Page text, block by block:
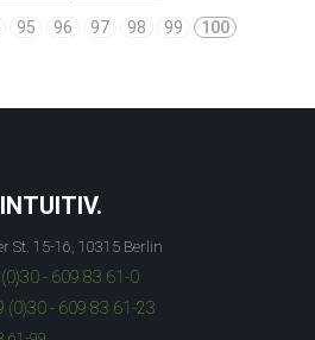
95 96 97 98 99 100
St. 15-16, 10315 Berlin
- 609 83 61-0
(0)30 - 609 83 61-23